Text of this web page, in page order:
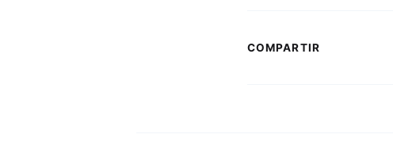
COMPARTIR